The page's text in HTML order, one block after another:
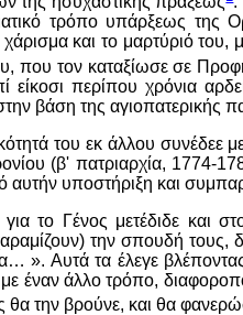
τρόπο υπάρξεως της
και το μαρτύριό του,
που τον καταξίωσε σε
είκοσι περίπου χρόνια
βάση της αγιοπατερικής
του εκ άλλου συνέδεε
(β' πατριαρχία, 1774-
αυτήν υποστήριξη και
το Γένος μετέδιδε και
την σπουδή τους,
». Αυτά τα έλεγε
με έναν άλλο τρόπο,
θα την βρούνε, και θα